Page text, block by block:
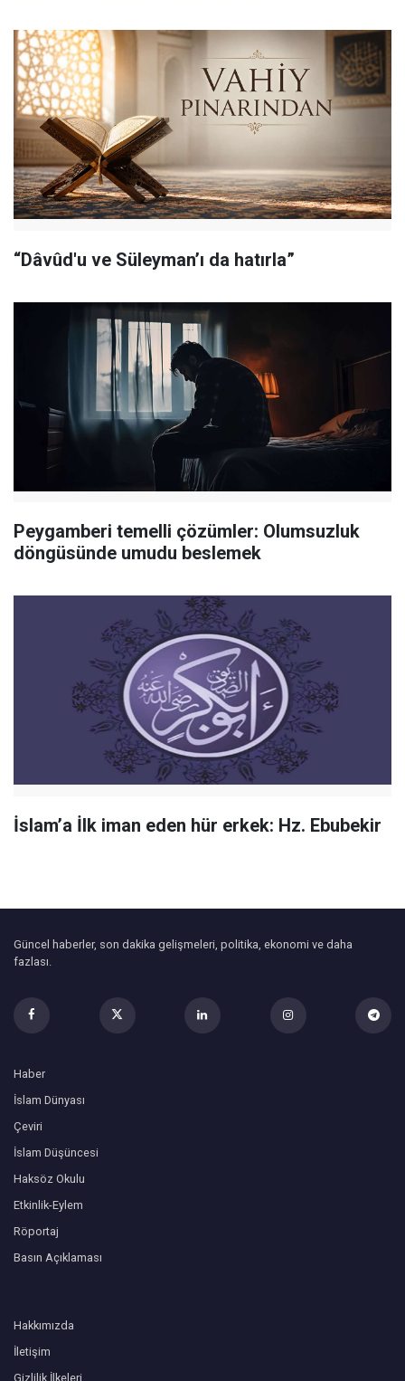
“Dâvûd'u ve Süleyman’ı da hatırla”
Peygamberi temelli çözümler: Olumsuzluk
döngüsünde umudu beslemek
İslam’a İlk iman eden hür erkek: Hz. Ebubekir
Güncel haberler, son dakika gelişmeleri, politika, ekonomi ve daha
fazlası.
Haber
İslam Dünyası
Çeviri
İslam Düşüncesi
Haksöz Okulu
Etkinlik-Eylem
Röportaj
Basın Açıklaması
Hakkımızda
İletişim
Gizlilik İlkeleri